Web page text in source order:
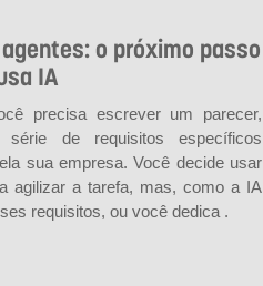
agentes: o próximo passo
IA
precisa escrever um parecer,
série de requisitos específicos
sua empresa. Você decide usar
agilizar a tarefa, mas, como a IA
requisitos, ou você dedica .